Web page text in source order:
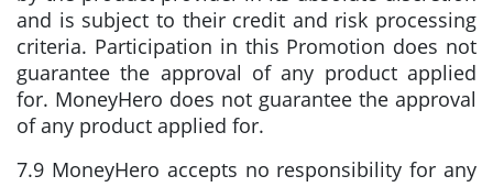
and is subject to their credit and risk processing
criteria. Participation in this Promotion does not
guarantee the approval of any product applied
for. MoneyHero does not guarantee the approval
of any product applied for.
7.9 MoneyHero accepts no responsibility for any